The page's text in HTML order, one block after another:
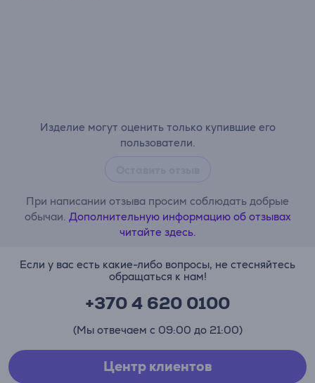
Изделие могут оценить только купившие его
пользователи.
При написании отзыва просим соблюдать добрые
обычаи. Дополнительную информацию об отзывах
читайте здесь.
Если у вас есть какие-либо вопросы, не стесняйтесь
обращаться к нам!
+370 4 620 0100
(Мы отвечаем с 09:00 до 21:00)
Центр клиентов